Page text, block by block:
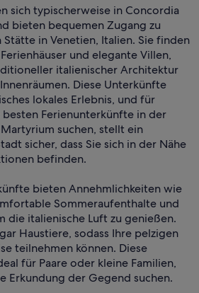
sich typischerweise in Concordia
bieten bequemen Zugang zu
in Venetien, Italien. Sie finden
und elegante Villen,
italienischer Architektur
Diese Unterkünfte
lokales Erlebnis, und für
Ferienunterkünfte in der
suchen, stellt ein
sicher, dass Sie sich in der Nähe
befinden.
bieten Annehmlichkeiten wie
Sommeraufenthalte und
die italienische Luft zu genießen.
Haustiere, sodass Ihre pelzigen
teilnehmen können. Diese
für Paare oder kleine Familien,
Erkundung der Gegend suchen.